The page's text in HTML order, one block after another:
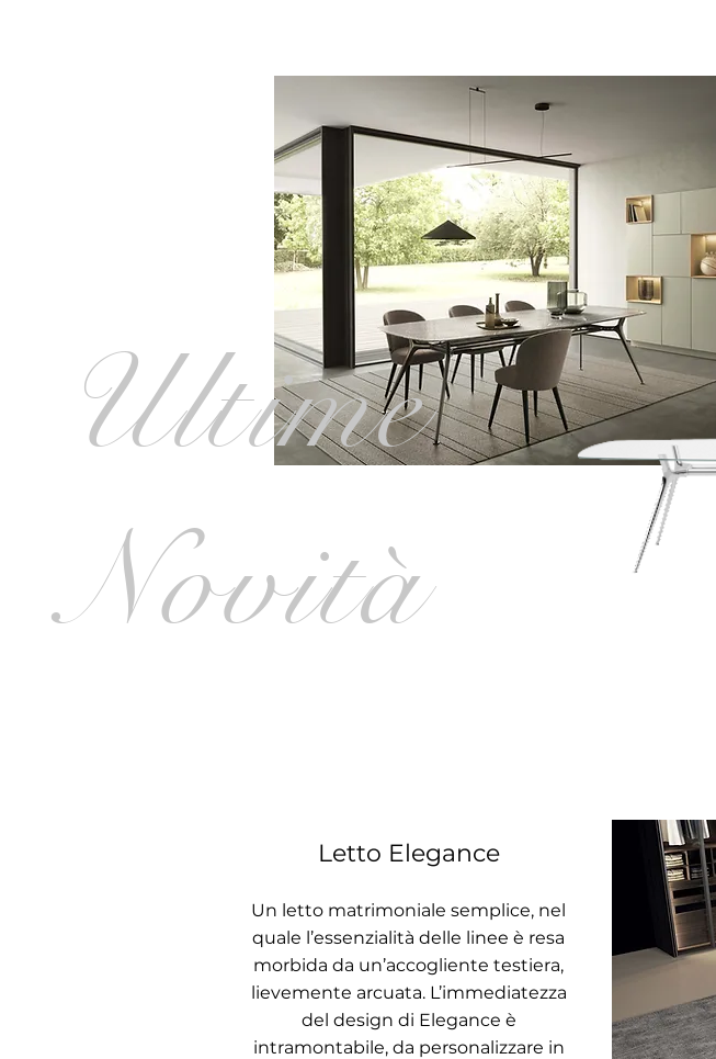
Ultime
Novità
Letto Elegance
Un letto matrimoniale semplice, nel
quale l’essenzialità delle linee è resa
morbida da un’accogliente testiera,
lievemente arcuata. L’immediatezza
del design di Elegance è
intramontabile, da personalizzare in